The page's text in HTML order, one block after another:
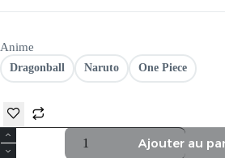
Anime
Dragonball Naruto One Piece
Ajouter au